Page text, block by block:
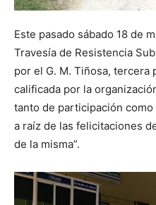
Este pasado sábado 18 de
Travesía de Resistencia
por el G. M. Tiñosa, tercera
calificada por la
tanto de participación
a raíz de las felicitaciones
de la misma”.